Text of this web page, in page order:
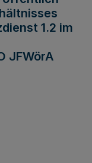
1.2 im
JFWörA